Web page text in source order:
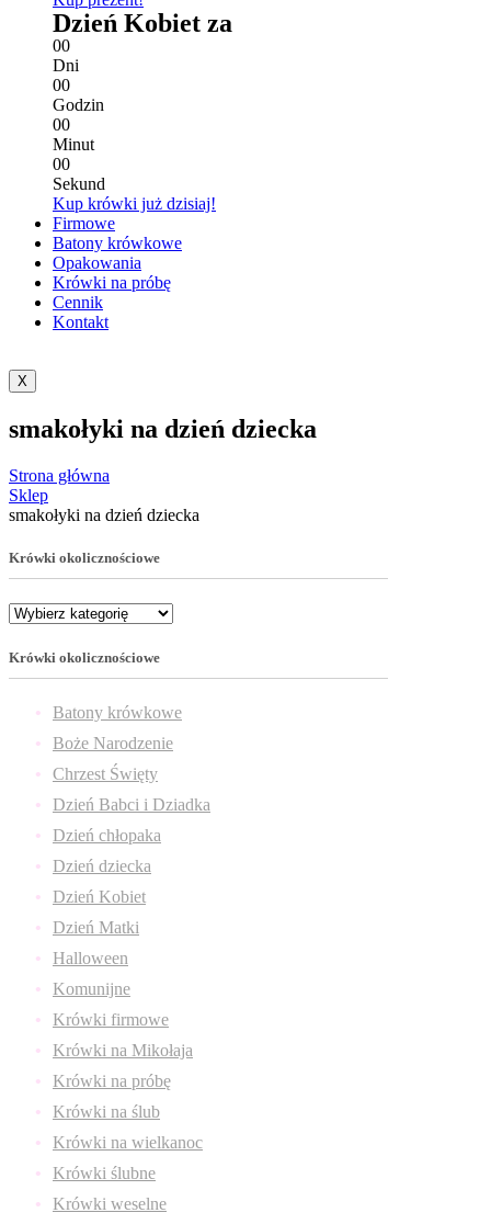
Dzień Kobiet za
00
Dni
00
Godzin
00
Minut
00
Sekund
Kup krówki już dzisiaj!
Firmowe
Batony krówkowe
Opakowania
Krówki na próbę
Cennik
Kontakt
X
smakołyki na dzień dziecka
Strona główna
Sklep
smakołyki na dzień dziecka
Krówki okolicznościowe
Krówki okolicznościowe
Batony krówkowe
Boże Narodzenie
Chrzest Święty
Dzień Babci i Dziadka
Dzień chłopaka
Dzień dziecka
Dzień Kobiet
Dzień Matki
Halloween
Komunijne
Krówki firmowe
Krówki na Mikołaja
Krówki na próbę
Krówki na ślub
Krówki na wielkanoc
Krówki ślubne
Krówki weselne